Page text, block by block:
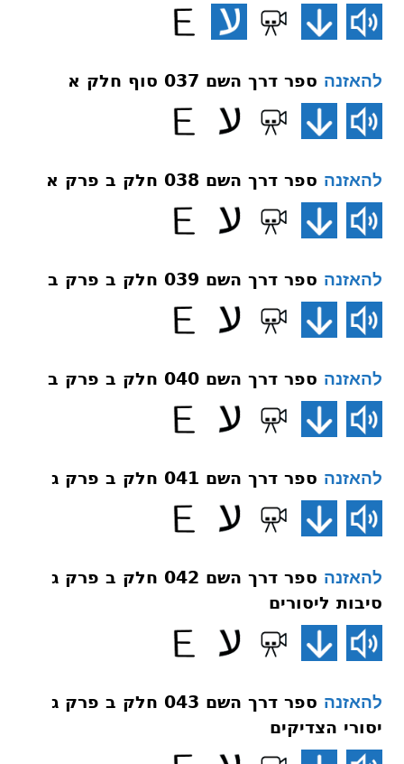
להאזנה ספר דרך השם 037 סוף חלק א
להאזנה ספר דרך השם 038 חלק ב פרק א
להאזנה ספר דרך השם 039 חלק ב פרק ב
להאזנה ספר דרך השם 040 חלק ב פרק ב
להאזנה ספר דרך השם 041 חלק ב פרק ג
להאזנה
ספר דרך השם 042 חלק ב פרק ג
סיבות ליסורים
להאזנה
ספר דרך השם 043 חלק ב פרק ג
יסורי הצדיקים